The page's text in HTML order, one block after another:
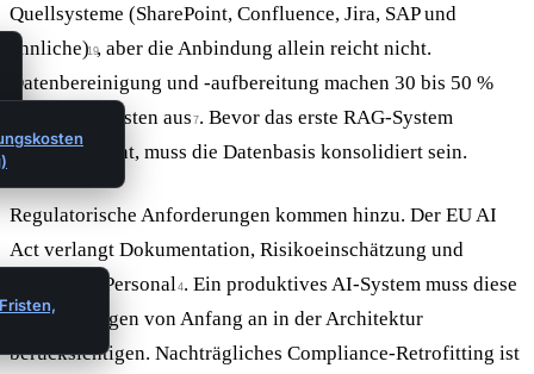
Quellsysteme (SharePoint, Confluence, Jira, SAP und
ähnliche)19, aber die Anbindung allein reicht nicht.
Datenbereinigung und -aufbereitung machen 30 bis 50 %
der Projektkosten aus 7. Bevor das erste RAG-System
produktiv geht, muss die Datenbasis konsolidiert sein.
Regulatorische Anforderungen kommen hinzu. Der EU AI
Act verlangt Dokumentation, Risikoeinschätzung und
geschultes Personal4. Ein produktives AI-System muss diese
Anforderungen von Anfang an in der Architektur
berücksichtigen. Nachträgliches Compliance-Retrofitting ist